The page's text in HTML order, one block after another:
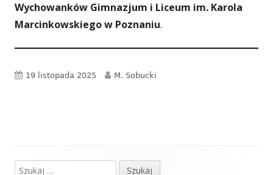
Wychowanków Gimnazjum i Liceum im. Karola
Marcinkowskiego w Poznaniu.
Opublikowano
19 listopada 2025 Autor
M. Sobucki
Szukaj: